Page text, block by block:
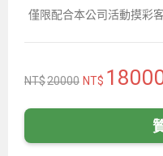
僅限配合本公司活動摸彩
20000